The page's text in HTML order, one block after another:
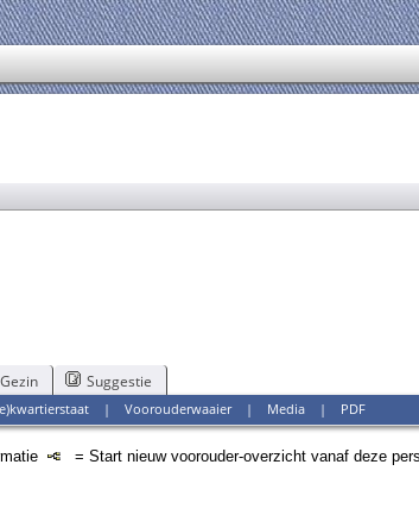
Gezin Suggestie
|Voorouderwaaier| Media | PDF
= Start nieuw voorouder-overzicht vanaf deze